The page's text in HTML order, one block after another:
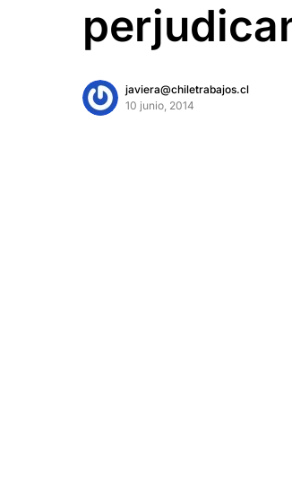
javiera@chiletrabajos.cl
10 junio, 2014